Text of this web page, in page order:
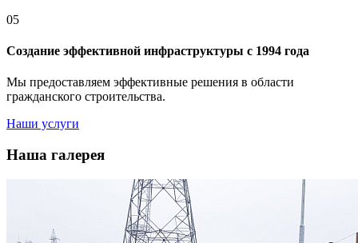
05
Создание эффективной инфраструктуры с 1994 года
Мы предоставляем эффективные решения в области
гражданского строительства.
Наши услуги
Наша галерея